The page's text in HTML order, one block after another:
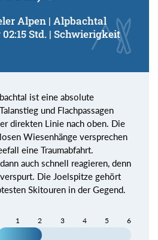
Alpen | Alpbachtal
Std. | Schwierigkeit
ist eine absolute
und Flachpassagen
direkten Linie nach oben. Die
Wiesenhänge versprechen
eine Traumabfahrt.
auch schnell reagieren, denn
Die Joelspitze gehört
Skitouren in der Gegend.
1 2 3 4 5 6